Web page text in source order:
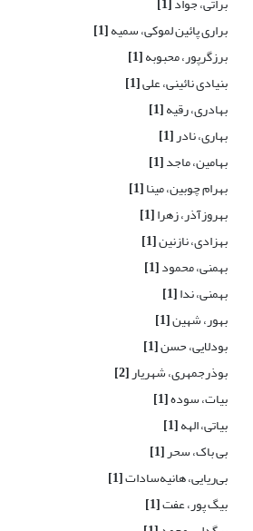
براری پائین لموکی، سمیه[1]
برزگرپور، محبوبه[1]
بنیادی نائینی، علی[1]
بهادری، رقیه[1]
بهاری، نادر[1]
بهامین، ماجد[1]
بهرام چوبین، مینا[1]
بهروزآذر، زهرا[1]
بهزادی، نازنین[1]
بهمنی، محمود[1]
بهمنی، ندا[1]
بهور، شهین[1]
بودلایی، حسن[1]
بوذرجمهری، شهریار[2]
بیات، سوده[1]
بیاتی، الهه[1]
بی باک، سحر[1]
بی‌ریایی، ‌هانیه‌سادات[1]
بیگ پور، عفت[1]